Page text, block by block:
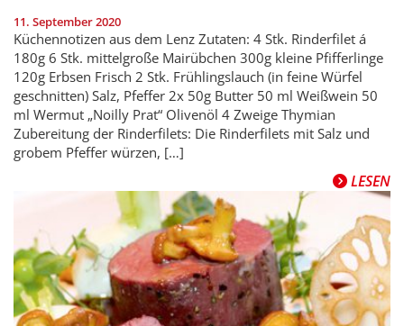
11. September 2020
Küchennotizen aus dem Lenz Zutaten: 4 Stk. Rinderfilet á
180g 6 Stk. mittelgroße Mairübchen 300g kleine Pfifferlinge
120g Erbsen Frisch 2 Stk. Frühlingslauch (in feine Würfel
geschnitten) Salz, Pfeffer 2x 50g Butter 50 ml Weißwein 50
ml Wermut „Noilly Prat“ Olivenöl 4 Zweige Thymian
Zubereitung der Rinderfilets: Die Rinderfilets mit Salz und
grobem Pfeffer würzen, […]
LESEN